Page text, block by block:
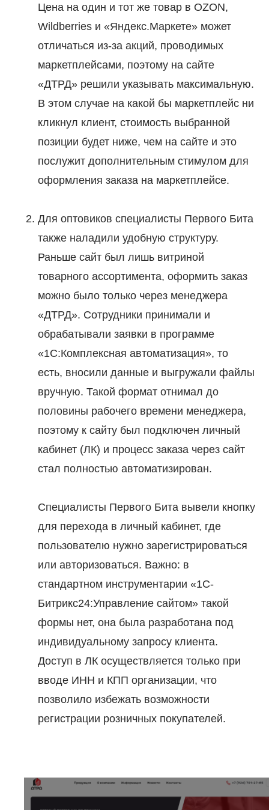
Цена на один и тот же товар в OZON,
Wildberries и «Яндекс.Маркете» может
отличаться из-за акций, проводимых
маркетплейсами, поэтому на сайте
«ДТРД» решили указывать максимальную.
В этом случае на какой бы маркетплейс ни
кликнул клиент, стоимость выбранной
позиции будет ниже, чем на сайте и это
послужит дополнительным стимулом для
оформления заказа на маркетплейсе.
Для оптовиков специалисты Первого Бита
также наладили удобную структуру.
Раньше сайт был лишь витриной
товарного ассортимента, оформить заказ
можно было только через менеджера
«ДТРД». Сотрудники принимали и
обрабатывали заявки в программе
«1С:Комплексная автоматизация», то
есть, вносили данные и выгружали файлы
вручную. Такой формат отнимал до
половины рабочего времени менеджера,
поэтому к сайту был подключен личный
кабинет (ЛК) и процесс заказа через сайт
стал полностью автоматизирован.
Специалисты Первого Бита вывели кнопку
для перехода в личный кабинет, где
пользователю нужно зарегистрироваться
или авторизоваться. Важно: в
стандартном инструментарии «1С-
Битрикс24:Управление сайтом» такой
формы нет, она была разработана под
индивидуальному запросу клиента.
Доступ в ЛК осуществляется только при
вводе ИНН и КПП организации, что
позволило избежать возможности
регистрации розничных покупателей.